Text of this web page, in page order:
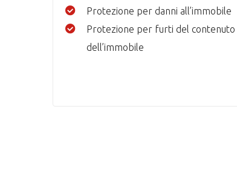
Protezione per danni all’immobile
Protezione per furti del contenuto
dell’immobile